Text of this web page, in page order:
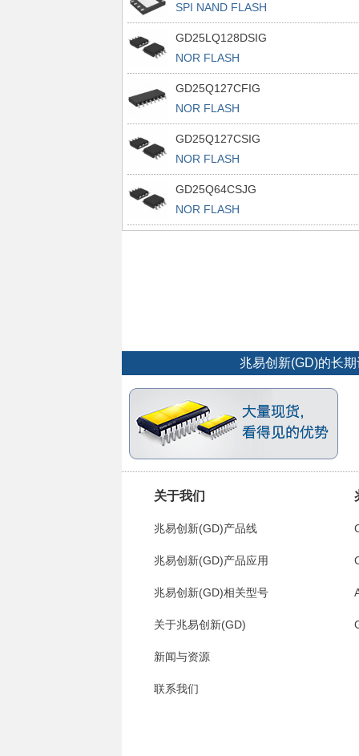
SPI NAND FLASH
GD25LQ128DSIG
NOR FLASH
GD25Q127CFIG
NOR FLASH
GD25Q127CSIG
NOR FLASH
GD25Q64CSJG
NOR FLASH
兆易创新(GD)的长
关于我们
兆易创新(GD)产品线
兆易创新(GD)产品应用
兆易创新(GD)相关型号
关于兆易创新(GD)
新闻与资源
联系我们